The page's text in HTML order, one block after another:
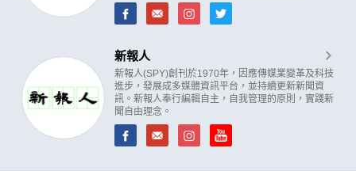
新報人
新報人(SPY)創刊於1970年，因應傳媒業變革及科技
進步，發展成多媒體資訊平台，並持續更新新聞資
訊。新報人奉行編輯自主，自我管理的原則，實踐新
聞自由理念。